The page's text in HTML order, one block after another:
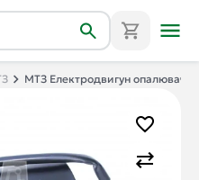
МТЗ Електродвигун опалювача